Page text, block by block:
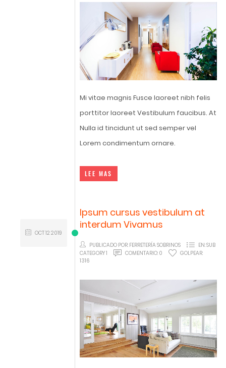
Mi vitae magnis Fusce laoreet nibh felis
porttitor laoreet Vestibulum faucibus. At
Nulla id tincidunt ut sed semper vel
Lorem condimentum ornare.
LEE MAS
Ipsum cursus vestibulum at
interdum Vivamus
PUBLICADO POR: FERRETERÍA SOBRINOS EN:SUB
CATEGORY 1
OCT12 2019
COMENTARIO: 0
GOLPEAR:
1316